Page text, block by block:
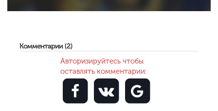
Комментарии (2)
Авторизируйтесь чтобы
оставлять комментарии: